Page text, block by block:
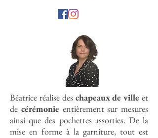
Béatrice réalise des chapeaux de ville et
de cérémonie entièrement sur mesures
ainsi que des pochettes assorties. De la
mise en forme à la garniture, tout est